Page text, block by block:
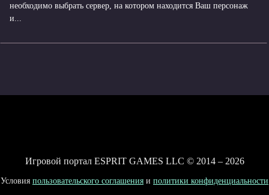
необходимо выбрать сервер, на котором находится Ваш персонаж
и...
Игровой портал ESPRIT GAMES LLC © 2014 – 2026
Условия пользовательского соглашения и политики конфиденциальности